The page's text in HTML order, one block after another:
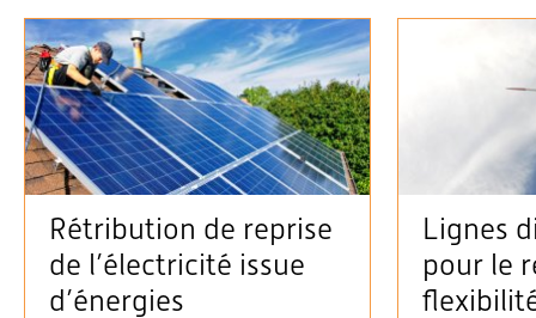
Rétribution de reprise
de l’électricité issue
d’énergies
Lignes
pour le